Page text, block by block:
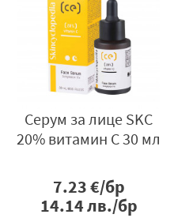
Серум за лице SKC
20% витамин C 30 мл
7.23€/бр
14.14лв./бр